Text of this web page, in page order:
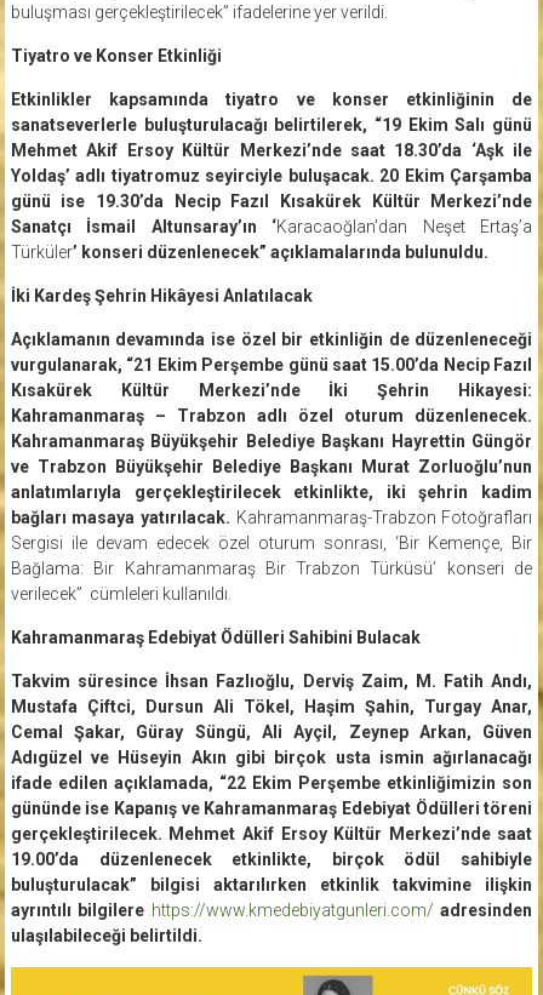
buluşması gerçekleştirilecek” ifadelerine yer verildi.
Tiyatro ve Konser Etkinliği
Etkinlikler kapsamında tiyatro ve konser etkinliğinin de
sanatseverlerle buluşturulacağı belirtilerek, “19 Ekim Salı günü
Mehmet Akif Ersoy Kültür Merkezi’nde saat 18.30’da ‘Aşk ile
Yoldaş’ adlı tiyatromuz seyirciyle buluşacak. 20 Ekim Çarşamba
günü ise 19.30’da Necip Fazıl Kısakürek Kültür Merkezi’nde
Sanatçı İsmail Altunsaray’ın ‘Karacaoğlan’dan Neşet Ertaş’a
Türküler’ konseri düzenlenecek” açıklamalarında bulunuldu.
İki Kardeş Şehrin Hikâyesi Anlatılacak
Açıklamanın devamında ise özel bir etkinliğin de düzenleneceği
vurgulanarak, “21 Ekim Perşembe günü saat 15.00’da Necip Fazıl
Kısakürek Kültür Merkezi’nde İki Şehrin Hikayesi:
Kahramanmaraş – Trabzon adlı özel oturum düzenlenecek.
Kahramanmaraş Büyükşehir Belediye Başkanı Hayrettin Güngör
ve Trabzon Büyükşehir Belediye Başkanı Murat Zorluoğlu’nun
anlatımlarıyla gerçekleştirilecek etkinlikte, iki şehrin kadim
bağları masaya yatırılacak. Kahramanmaraş-Trabzon Fotoğrafları
Sergisi ile devam edecek özel oturum sonrası, ‘Bir Kemençe, Bir
Bağlama: Bir Kahramanmaraş Bir Trabzon Türküsü’ konseri de
verilecek” cümleleri kullanıldı.
Kahramanmaraş Edebiyat Ödülleri Sahibini Bulacak
Takvim süresince İhsan Fazlıoğlu, Derviş Zaim, M. Fatih Andı,
Mustafa Çiftci, Dursun Ali Tökel, Haşim Şahin, Turgay Anar,
Cemal Şakar, Güray Süngü, Ali Ayçil, Zeynep Arkan, Güven
Adıgüzel ve Hüseyin Akın gibi birçok usta ismin ağırlanacağı
ifade edilen açıklamada, “22 Ekim Perşembe etkinliğimizin son
gününde ise Kapanış ve Kahramanmaraş Edebiyat Ödülleri töreni
gerçekleştirilecek. Mehmet Akif Ersoy Kültür Merkezi’nde saat
19.00’da düzenlenecek etkinlikte, birçok ödül sahibiyle
buluşturulacak” bilgisi aktarılırken etkinlik takvimine ilişkin
ayrıntılı bilgilere https://www.kmedebiyatgunleri.com/ adresinden
ulaşılabileceği belirtildi.